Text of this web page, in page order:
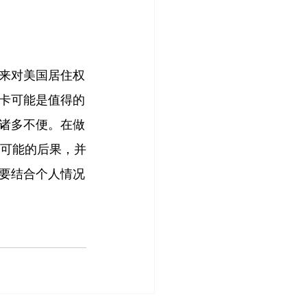
对美国居住权
可能是值得的
多不便。在做
能的后果，并
结合个人情况